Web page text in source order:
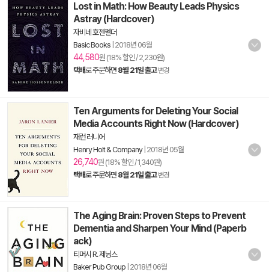
Lost in Math: How Beauty Leads Physics
Astray (Hardcover)
자비네 호젠펠더
Basic Books 2018년 06월
44,580원 (18% 할인 / 2,230원)
택배로 주문하면 8월 21일 출고 변경
Ten Arguments for Deleting Your Social
Media Accounts Right Now (Hardcover)
재런 러니어
Henry Holt & Company| 2018년 05월
26,740원 (18% 할인 / 1,340원)
택배로 주문하면 8월 21일 출고 변경
The Aging Brain: Proven Steps to Prevent
Dementia and Sharpen Your Mind (Paperb
ack)
티머시 R. 제닝스
Baker Pub Group 2018년 06월